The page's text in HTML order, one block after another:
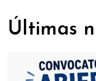
Últimas